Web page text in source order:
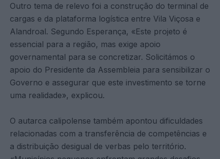
Outro tema de relevo foi a construção do terminal de
cargas e da plataforma logística entre Vila Viçosa e
Alandroal. Segundo Esperança, «Este projeto é
essencial para a região, mas exige apoio
governamental para se concretizar. Solicitámos o
apoio do Presidente da Assembleia para sensibilizar o
Governo e assegurar que este investimento se torne
uma realidade», explicou.
O autarca calipolense também apontou dificuldades
relacionadas com a transferência de competências e
a distribuição desigual de verbas pelo território.